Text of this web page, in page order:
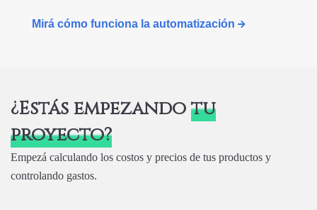
Mirá cómo funciona la automatización
¿Estás empezando tu
proyecto?
Empezá calculando los costos y precios de tus productos y
controlando gastos.